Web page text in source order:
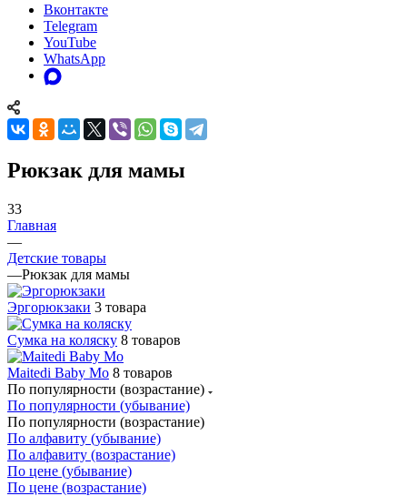
Вконтакте
Telegram
YouTube
WhatsApp
Рюкзак для мамы
33
Главная
—
Детские товары
—Рюкзак для мамы
Эргорюкзаки 3 товара
Сумка на коляску 8 товаров
Maitedi Baby Mo 8 товаров
По популярности (возрастание)
По популярности (убывание)
По популярности (возрастание)
По алфавиту (убывание)
По алфавиту (возрастание)
По цене (убывание)
По цене (возрастание)